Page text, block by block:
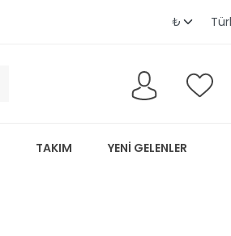
TAKIM YENI GELENLER